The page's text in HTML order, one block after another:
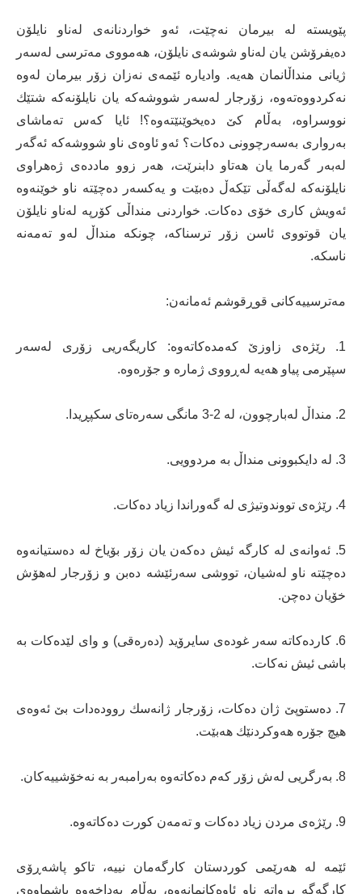
پێویستە لە بیرمان نەچێت، ئەو خواردنانەی لەناو نایلۆن
دەیفرۆشن یان لەناو شوشەی نایلۆن، هەمووی مەترسی لەسەر
ژیانی منداڵانمان هەیە. وادیارە ئێمەی نەزان زۆر بیرمان لەوە
نەكردووەتەوە، زۆرجار لەسەر شووشەكە یان نایلۆنەكە شتێك
نووسراوە، بەڵام كێ دەیخوێنێتەوە؟! ئایا كەس تەماشای
بەرواری بەسەرچوونی دەكات؟ ئەو ئاوەی ناو شووشەكە ئەگەر
لەبەر گەرما یان هەتاو دابنرێت، هەر زوو مادده‌ی ژەهراوی
نایلۆنەكە لەگەڵی تێكەڵ دەبێت و یەكسەر دەچێتە ناو خوێنەوە
ئەویش كاری خۆی دەكات. خواردنی منداڵی كۆرپە لەناو نایلۆن
یان قوتووی ئاسن زۆر ترسناكە، چونكە منداڵ لەو تەمەنە
ناسكە.
مەترسییەكانی قوڕقوشم ئەمانەن:
1. رێژەی زاوزێ كەمدەكاتەوە: كاریگەریی زۆری لەسەر
سپێرمی پیاو هەیە لەڕووی ژمارە و جۆرەوە.
2. منداڵ لەبارچوون، لە 2-3 مانگی سەرەتای سكپڕیدا.
3. لە دایكبوونی منداڵ بە مردوویی.
4. رێژەی تووندوتیژی لە گەوراندا زیاد دەكات.
5. ئەوانەی لە كارگە ئیش دەكەن یان زۆر بۆیاخ لە دەستیانەوە
دەچێتە ناو لەشیان، تووشی سەرئێشە دەبن و زۆرجار لەهۆش
خۆیان دەچن.
6. كاردەكاتە سەر غودەی سایرۆید (دەرەقی) و وای لێدەكات بە
باشی ئیش نەكات.
7. دەستوپێ ژان دەكات، زۆرجار ژانەسك روودەدات بێ ئەوەی
هیچ جۆرە هەوكردنێك هەبێت.
8. بەرگریی لەش زۆر كەم دەكاتەوە بەرامبەر بە نەخۆشییەكان.
9. رێژەی مردن زیاد دەكات و تەمەن كورت دەكاتەوە.
ئێمە لە هەرێمی كوردستان كارگەمان نییە، تاكو پاشەڕۆی
كارگەگە بڕواتە ناو ئاوەكانمانەوە، بەڵام بەداخەوە پاشماوەی